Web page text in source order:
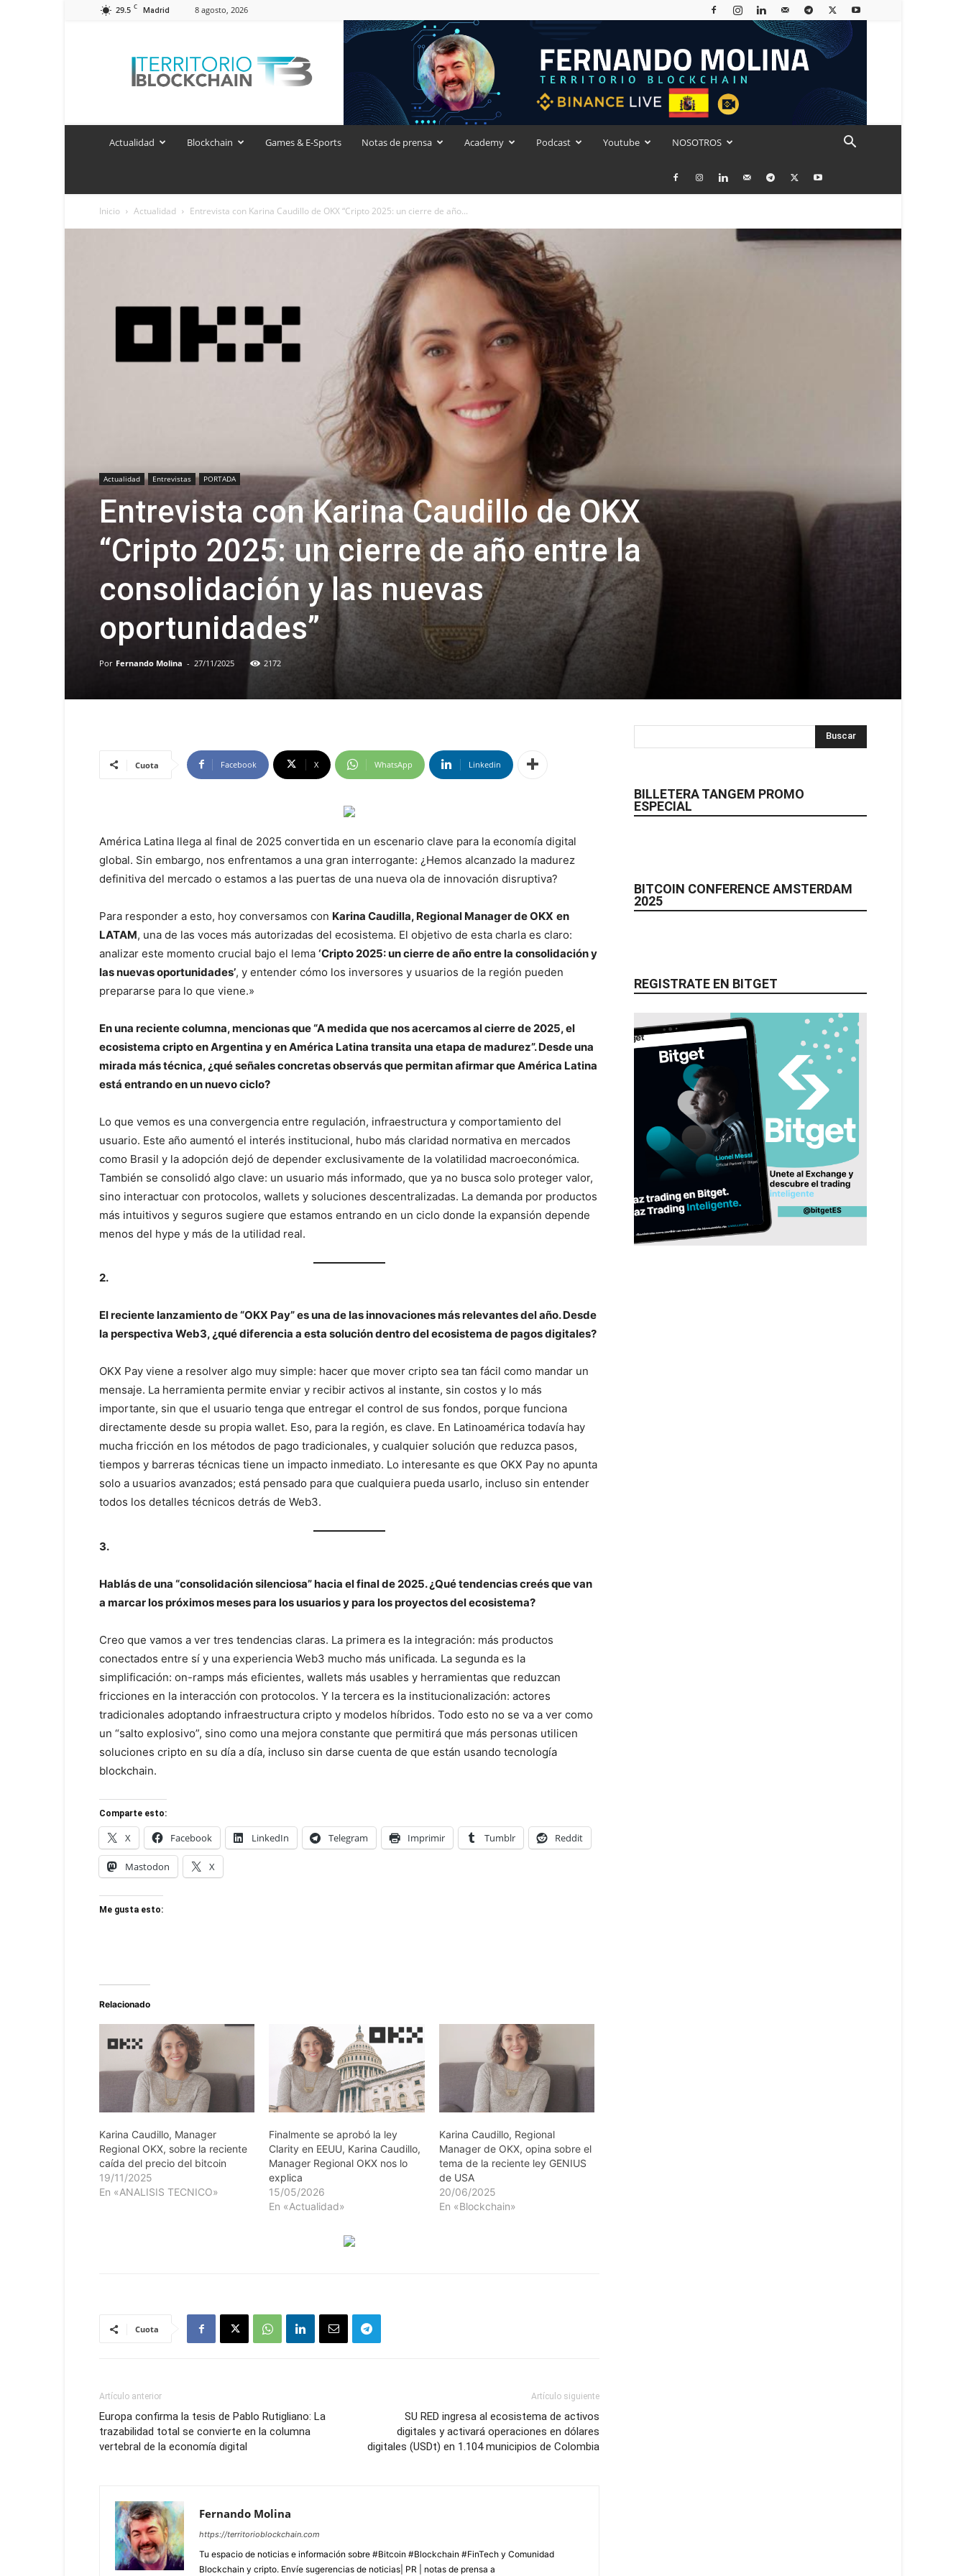
29.5 C Madrid 8 agosto, 2026
Blockchain
Actualidad Blockchain Games & E-Sports Notas de prensa Academy Podcast Youtube NOSOTROS
Inicio Actualidad Entrevista con Karina Caudillo de OKX “Cripto 2025: un cierre de año...
Actualidad Entrevistas PORTADA
Entrevista con Karina Caudillo de OKX
“Cripto 2025: un cierre de año entre la
consolidación y las nuevas
oportunidades”
Por Fernando Molina - 27/11/2025 2172
Cuota Facebook X WhatsApp Linkedin
América Latina llega al final de 2025 convertida en un escenario clave para la economía digital
global. Sin embargo, nos enfrentamos a una gran interrogante: ¿Hemos alcanzado la madurez
definitiva del mercado o estamos a las puertas de una nueva ola de innovación disruptiva?
Para responder a esto, hoy conversamos con Karina Caudilla, Regional Manager de OKX en
LATAM, una de las voces más autorizadas del ecosistema. El objetivo de esta charla es claro:
analizar este momento crucial bajo el lema ‘Cripto 2025: un cierre de año entre la consolidación y
las nuevas oportunidades’, y entender cómo los inversores y usuarios de la región pueden
prepararse para lo que viene.»
En una reciente columna, mencionas que “A medida que nos acercamos al cierre de 2025, el
ecosistema cripto en Argentina y en América Latina transita una etapa de madurez”. Desde una
mirada más técnica, ¿qué señales concretas observás que permitan afirmar que América Latina
está entrando en un nuevo ciclo?
Lo que vemos es una convergencia entre regulación, infraestructura y comportamiento del
usuario. Este año aumentó el interés institucional, hubo más claridad normativa en mercados
como Brasil y la adopción dejó de depender exclusivamente de la volatilidad macroeconómica.
También se consolidó algo clave: un usuario más informado, que ya no busca solo proteger valor,
sino interactuar con protocolos, wallets y soluciones descentralizadas. La demanda por productos
más intuitivos y seguros sugiere que estamos entrando en un ciclo donde la expansión depende
menos del hype y más de la utilidad real.
2.
El reciente lanzamiento de “OKX Pay” es una de las innovaciones más relevantes del año. Desde
la perspectiva Web3, ¿qué diferencia a esta solución dentro del ecosistema de pagos digitales?
OKX Pay viene a resolver algo muy simple: hacer que mover cripto sea tan fácil como mandar un
mensaje. La herramienta permite enviar y recibir activos al instante, sin costos y lo más
importante, sin que el usuario tenga que entregar el control de sus fondos, porque funciona
directamente desde su propia wallet. Eso, para la región, es clave. En Latinoamérica todavía hay
mucha fricción en los métodos de pago tradicionales, y cualquier solución que reduzca pasos,
tiempos y barreras técnicas tiene un impacto inmediato. Lo interesante es que OKX Pay no apunta
solo a usuarios avanzados; está pensado para que cualquiera pueda usarlo, incluso sin entender
todos los detalles técnicos detrás de Web3.
3.
Hablás de una “consolidación silenciosa” hacia el final de 2025. ¿Qué tendencias creés que van
a marcar los próximos meses para los usuarios y para los proyectos del ecosistema?
Creo que vamos a ver tres tendencias claras. La primera es la integración: más productos
conectados entre sí y una experiencia Web3 mucho más unificada. La segunda es la
simplificación: on-ramps más eficientes, wallets más usables y herramientas que reduzcan
fricciones en la interacción con protocolos. Y la tercera es la institucionalización: actores
tradicionales adoptando infraestructura cripto y modelos híbridos. Todo esto no se va a ver como
un “salto explosivo”, sino como una mejora constante que permitirá que más personas utilicen
soluciones cripto en su día a día, incluso sin darse cuenta de que están usando tecnología
blockchain.
Comparte esto:
X Facebook LinkedIn Telegram Imprimir Tumblr Reddit
Mastodon X
Me gusta esto:
Relacionado
Karina Caudillo, Manager
Regional OKX, sobre la reciente
caída del precio del bitcoin
19/11/2025
En «ANALISIS TECNICO»
Finalmente se aprobó la ley
Clarity en EEUU, Karina Caudillo,
Manager Regional OKX nos lo
explica
15/05/2026
En «Actualidad»
Karina Caudillo, Regional
Manager de OKX, opina sobre el
tema de la reciente ley GENIUS
de USA
20/06/2025
En «Blockchain»
Cuota
Artículo anterior
Europa confirma la tesis de Pablo Rutigliano: La
trazabilidad total se convierte en la columna
vertebral de la economía digital
Artículo siguiente
SU RED ingresa al ecosistema de activos
digitales y activará operaciones en dólares
digitales (USDt) en 1.104 municipios de Colombia
Fernando Molina
https://territorioblockchain.com
Tu espacio de noticias e información sobre #Bitcoin #Blockchain #FinTech y Comunidad
Blockchain y cripto. Envíe sugerencias de noticias| PR | notas de prensa a
BILLETERA TANGEM PROMO
ESPECIAL
BITCOIN CONFERENCE AMSTERDAM
2025
REGISTRATE EN BITGET